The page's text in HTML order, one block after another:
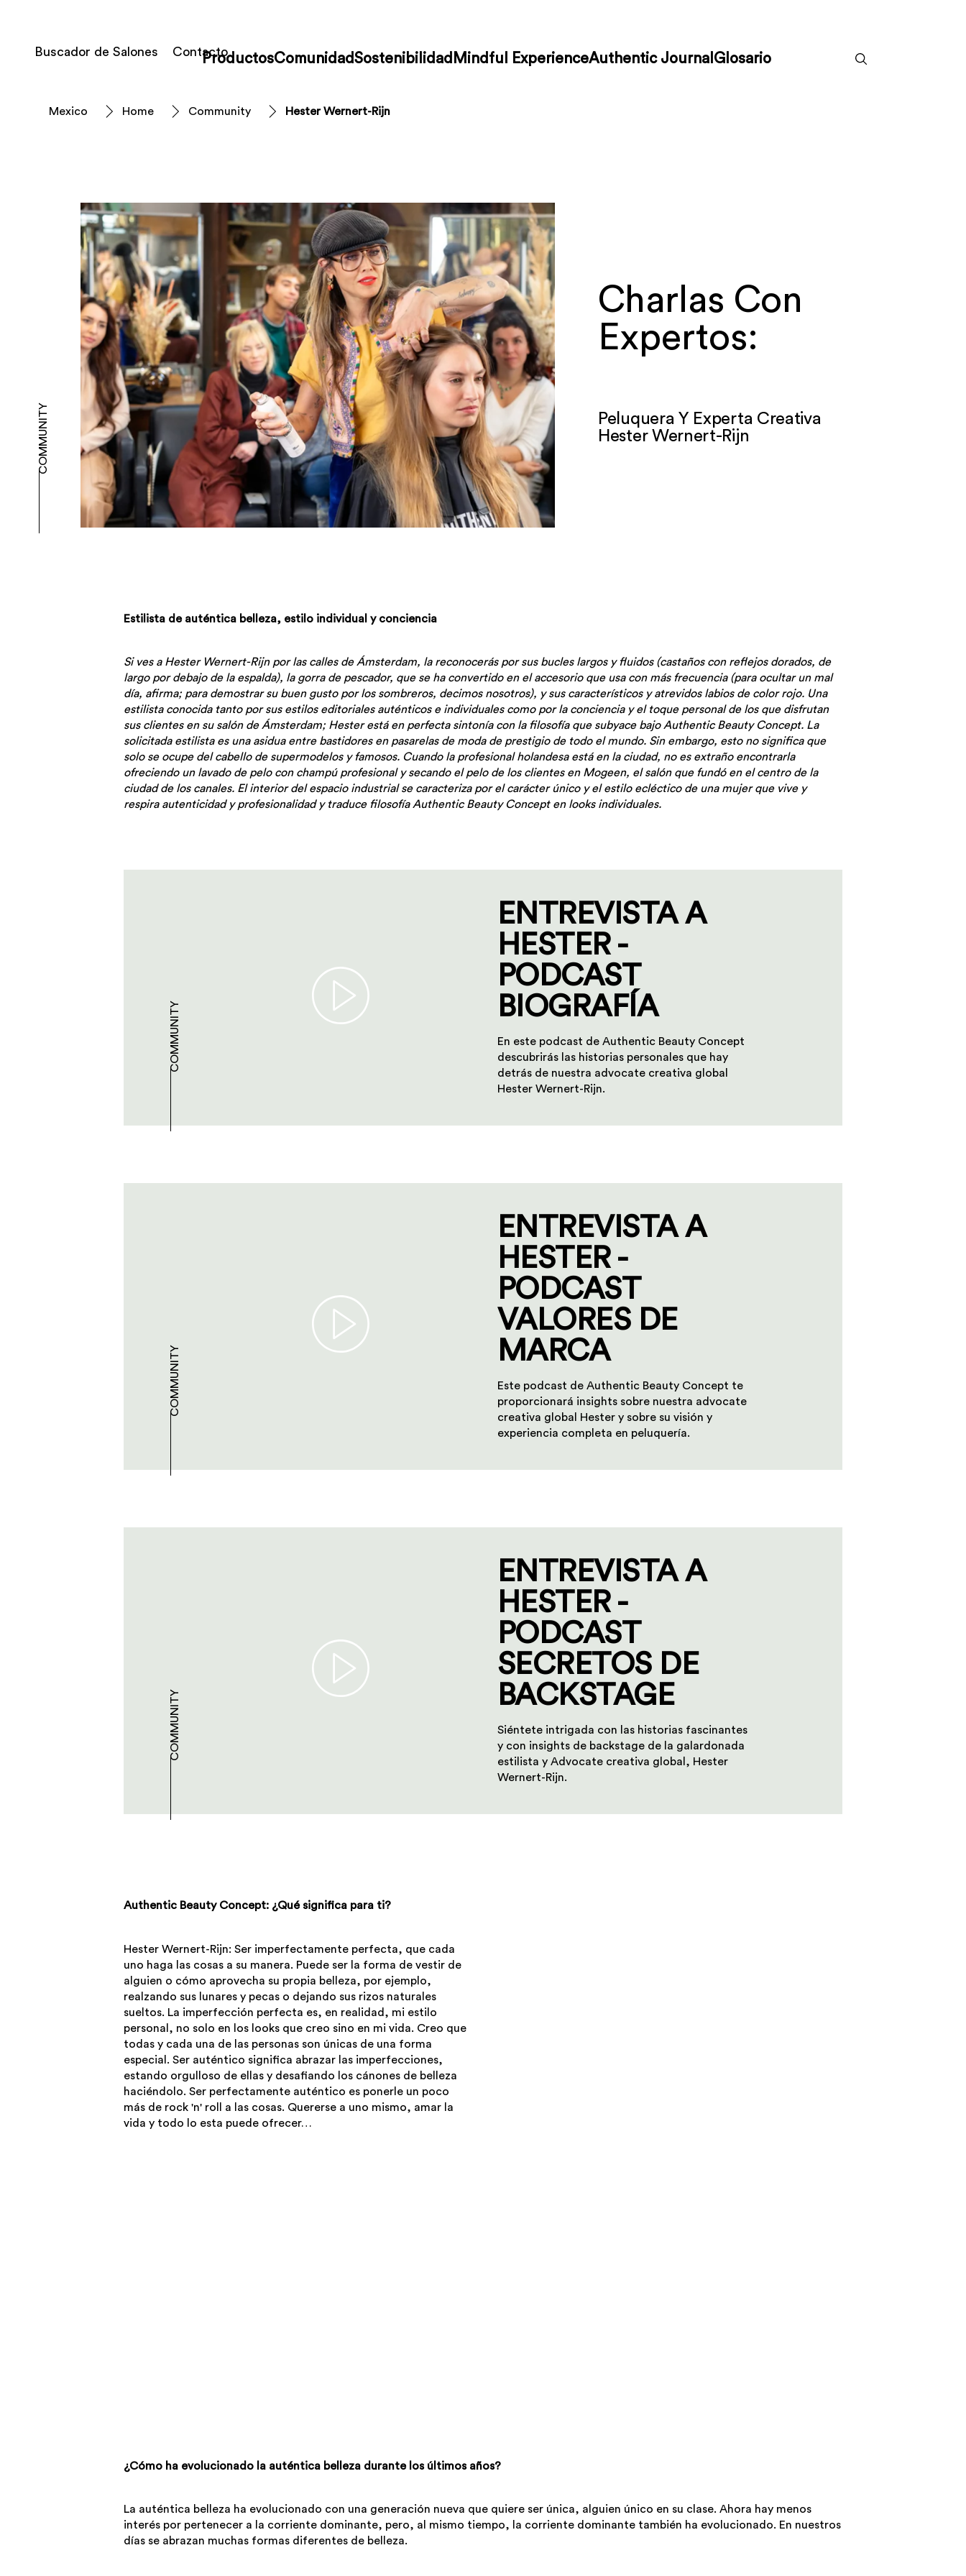
ProductosComunidadSostenibilidad Mindful ExperienceAuthentic Journal Glosario
Buscador de Salones Contacto
Mexico Home Community Hester Wernert-Rijn
Charlas Con
Expertos:
Peluquera Y Experta Creativa
Hester Wernert-Rijn
COMMUNITY
Estilista de auténtica belleza, estilo individual y conciencia
Si ves a Hester Wernert-Rijn por las calles de Ámsterdam, la reconocerás por sus bucles largos y fluidos (castaños con reflejos dorados, de
largo por debajo de la espalda), la gorra de pescador, que se ha convertido en el accesorio que usa con más frecuencia (para ocultar un mal
día, afirma; para demostrar su buen gusto por los sombreros, decimos nosotros), y sus característicos y atrevidos labios de color rojo. Una
estilista conocida tanto por sus estilos editoriales auténticos e individuales como por la conciencia y el toque personal de los que disfrutan
sus clientes en su salón de Ámsterdam; Hester está en perfecta sintonía con la filosofía que subyace bajo Authentic Beauty Concept. La
solicitada estilista es una asidua entre bastidores en pasarelas de moda de prestigio de todo el mundo. Sin embargo, esto no significa que
solo se ocupe del cabello de supermodelos y famosos. Cuando la profesional holandesa está en la ciudad, no es extraño encontrarla
ofreciendo un lavado de pelo con champú profesional y secando el pelo de los clientes en Mogeen, el salón que fundó en el centro de la
ciudad de los canales. El interior del espacio industrial se caracteriza por el carácter único y el estilo ecléctico de una mujer que vive y
respira autenticidad y profesionalidad y traduce filosofía Authentic Beauty Concept en looks individuales.
ENTREVISTA A
HESTER -
PODCAST
BIOGRAFÍA
En este podcast de Authentic Beauty Concept
descubrirás las historias personales que hay
detrás de nuestra advocate creativa global
Hester Wernert-Rijn.
COMMUNITY
ENTREVISTA A
HESTER -
PODCAST
VALORES DE
MARCA
Este podcast de Authentic Beauty Concept te
proporcionará insights sobre nuestra advocate
creativa global Hester y sobre su visión y
experiencia completa en peluquería.
COMMUNITY
ENTREVISTA A
HESTER -
PODCAST
SECRETOS DE
BACKSTAGE
Siéntete intrigada con las historias fascinantes
y con insights de backstage de la galardonada
estilista y Advocate creativa global, Hester
Wernert-Rijn.
COMMUNITY
Authentic Beauty Concept: ¿Qué significa para ti?
Hester Wernert-Rijn: Ser imperfectamente perfecta, que cada
uno haga las cosas a su manera. Puede ser la forma de vestir de
alguien o cómo aprovecha su propia belleza, por ejemplo,
realzando sus lunares y pecas o dejando sus rizos naturales
sueltos. La imperfección perfecta es, en realidad, mi estilo
personal, no solo en los looks que creo sino en mi vida. Creo que
todas y cada una de las personas son únicas de una forma
especial. Ser auténtico significa abrazar las imperfecciones,
estando orgulloso de ellas y desafiando los cánones de belleza
haciéndolo. Ser perfectamente auténtico es ponerle un poco
más de rock 'n' roll a las cosas. Quererse a uno mismo, amar la
vida y todo lo esta puede ofrecer…
¿Cómo ha evolucionado la auténtica belleza durante los últimos años?
La auténtica belleza ha evolucionado con una generación nueva que quiere ser única, alguien único en su clase. Ahora hay menos
interés por pertenecer a la corriente dominante, pero, al mismo tiempo, la corriente dominante también ha evolucionado. En nuestros
días se abrazan muchas formas diferentes de belleza.